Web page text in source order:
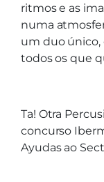
ritmos e as
numa
um duo único,
todos os que
Ta! Otra
concurso
Ayudas ao